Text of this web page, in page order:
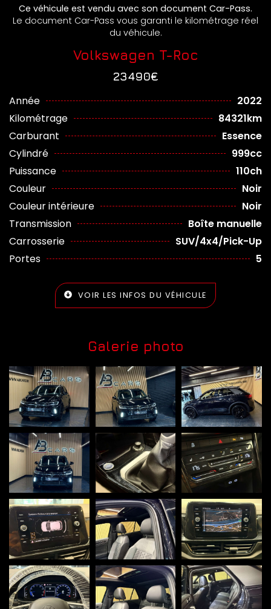
Ce véhicule est vendu avec son document Car-Pass.
Le document Car-Pass vous garanti le kilométrage réel
du véhicule.
Volkswagen T-Roc
23490€
Année
2022
Kilométrage
84321km
Carburant
Essence
Cylindré
999cc
Puissance
110ch
Couleur
Noir
Couleur intérieure
Noir
Transmission
Boîte manuelle
Carrosserie
SUV/4x4/Pick-Up
Portes
5
VOIR LES INFOS DU VÉHICULE
Galerie photo